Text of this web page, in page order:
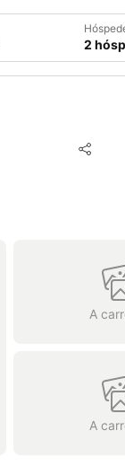
2
Partilhar
A
A